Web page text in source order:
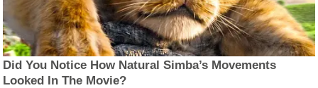
Did You Notice How Natural Simba’s Movements
Looked In The Movie?